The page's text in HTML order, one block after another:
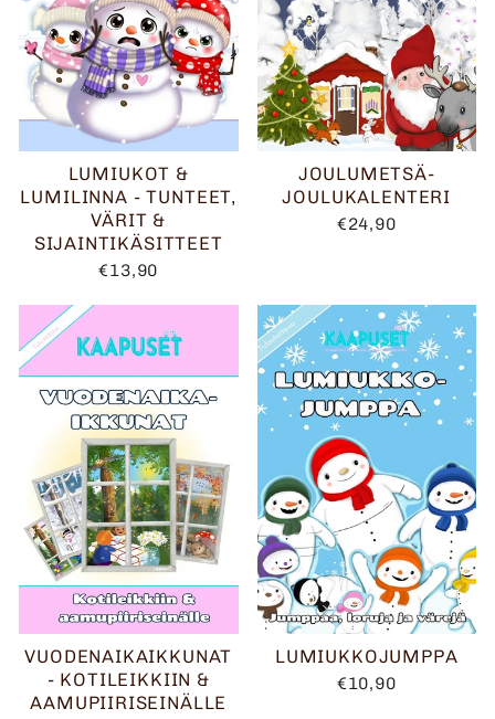
LUMIUKOT &
LUMILINNA - TUNTEET,
VÄRIT &
SIJAINTIKÄSITTEET
€13,90
JOULUMETSÄ-
JOULUKALENTERI
€24,90
VUODENAIKAIKKUNAT
- KOTILEIKKIIN &
AAMUPIIRISEINÄLLE
LUMIUKKOJUMPPA
€10,90